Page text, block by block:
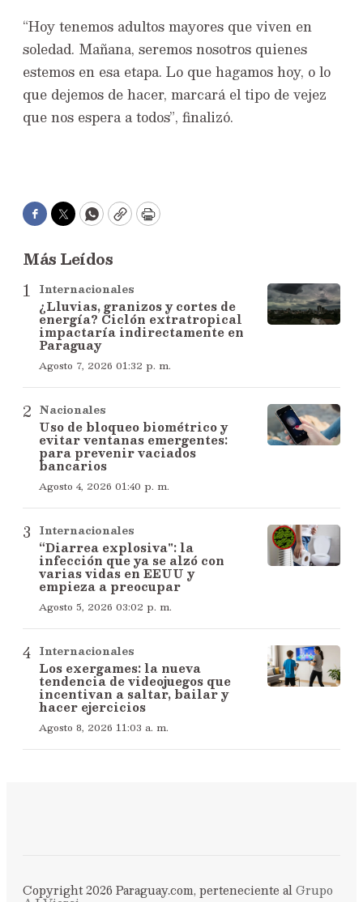
“Hoy tenemos adultos mayores que viven en
soledad. Mañana, seremos nosotros quienes
estemos en esa etapa. Lo que hagamos hoy, o lo
que dejemos de hacer, marcará el tipo de vejez
que nos espera a todos”, finalizó.
Facebook
TwitterWhatsApp
CopyPrint
Más Leídos
Internacionales
¿Lluvias, granizos y cortes de
energía? Ciclón extratropical
impactaría indirectamente en
Paraguay
Agosto 7, 2026 01:32 p. m.
Nacionales
Uso de bloqueo biométrico y
evitar ventanas emergentes:
para prevenir vaciados
bancarios
Agosto 4, 2026 01:40 p. m.
Internacionales
“Diarrea explosiva": la
infección que ya se alzó con
varias vidas en EEUU y
empieza a preocupar
Agosto 5, 2026 03:02 p. m.
Internacionales
Los exergames: la nueva
tendencia de videojuegos que
incentivan a saltar, bailar y
hacer ejercicios
Agosto 8, 2026 11:03 a. m.
Copyright 2026 Paraguay.com, perteneciente alGrupo